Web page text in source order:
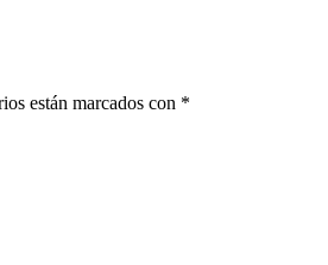
están marcados con *